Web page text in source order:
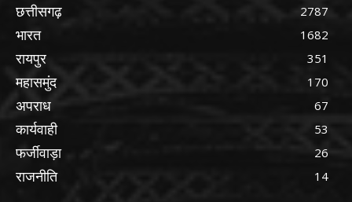
छत्तीसगढ़ 2787
भारत 1682
रायपुर 351
महासमुंद 170
अपराध 67
कार्यवाही 53
फर्जीवाड़ा 26
राजनीति 14